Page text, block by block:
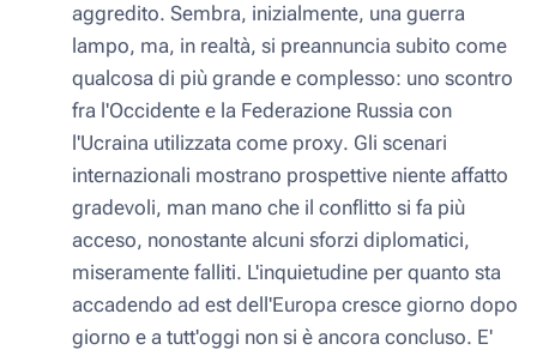
aggredito. Sembra, inizialmente, una guerra
lampo, ma, in realtà, si preannuncia subito come
qualcosa di più grande e complesso: uno scontro
fra l'Occidente e la Federazione Russia con
l'Ucraina utilizzata come proxy. Gli scenari
internazionali mostrano prospettive niente affatto
gradevoli, man mano che il conflitto si fa più
acceso, nonostante alcuni sforzi diplomatici,
miseramente falliti. L'inquietudine per quanto sta
accadendo ad est dell'Europa cresce giorno dopo
giorno e a tutt'oggi non si è ancora concluso. E'